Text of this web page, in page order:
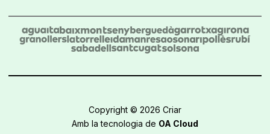
Copyright © 2026 Criar
Amb la tecnologia de OA Cloud